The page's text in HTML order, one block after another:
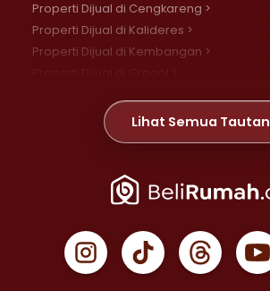
Properti Dijual di Cengkareng >
Properti Dijual di Kalideres >
Properti Dijual di Kembangan >
Properti Dijual di Meruya >
Properti Dijual di Jelambar >
Properti Dijual di Jakarta Pusat >
Properti Dijual di Gambir >
Properti Dijual di Johar Baru >
Lihat Semua Tautan